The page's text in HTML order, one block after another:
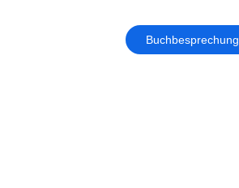
Buchbesprechung